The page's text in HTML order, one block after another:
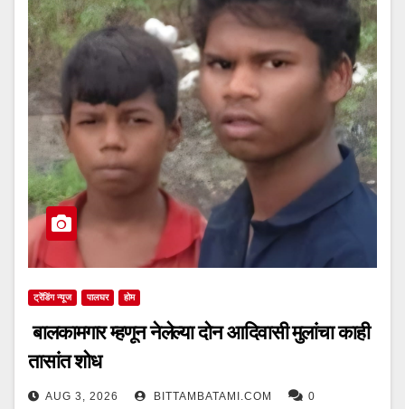
ट्रेंडिंग न्यूज पालघर होम
बालकामगार म्हणून नेलेल्या दोन आदिवासी मुलांचा काही
तासांत शोध
AUG 3, 2026 BITTAMBATAMI.COM 0